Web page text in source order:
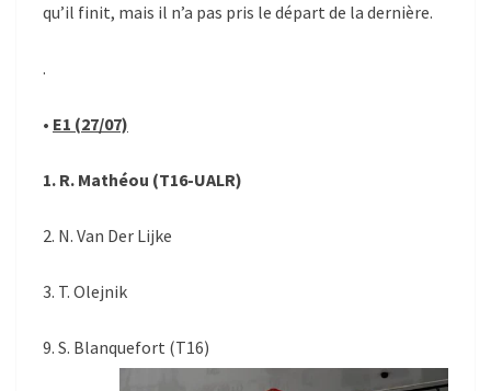
qu’il finit, mais il n’a pas pris le départ de la dernière.
.
• E1 (27/07)
1. R. Mathéou (T16-UALR)
2. N. Van Der Lijke
3. T. Olejnik
9. S. Blanquefort (T16)